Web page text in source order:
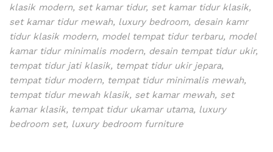
klasik modern, set kamar tidur, set kamar tidur klasik,
set kamar tidur mewah, luxury bedroom, desain kamr
tidur klasik modern, model tempat tidur terbaru, model
kamar tidur minimalis modern, desain tempat tidur ukir,
tempat tidur jati klasik, tempat tidur ukir jepara,
tempat tidur modern, tempat tidur minimalis mewah,
tempat tidur mewah klasik, set kamar mewah, set
kamar klasik, tempat tidur ukamar utama, luxury
bedroom set, luxury bedroom furniture